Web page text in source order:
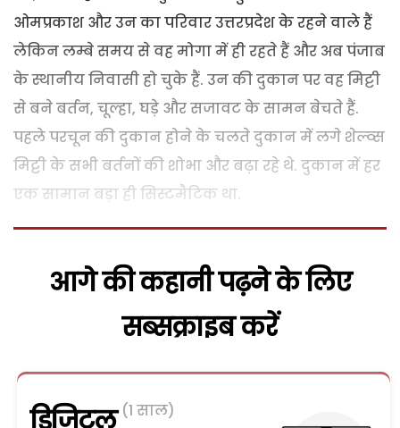
ओमप्रकाश और उन का परिवार उत्तरप्रदेश के रहने वाले हैं
लेकिन लम्बे समय से वह मोगा में ही रहते हैं और अब पंजाब
के स्थानीय निवासी हो चुके हैं. उन की दुकान पर वह मिट्टी
से बने बर्तन, चूल्हा, घड़े और सजावट के सामन बेचते हैं.
पहले परचून की दुकान होने के चलते दुकान में लगे शेल्व्स
मिट्टी के सभी बर्तनों की शोभा और बढ़ा रहे थे. दुकान में हर
एक सामान बड़ा ही सिस्टमैटिक था.
आगे की कहानी पढ़ने के लिए
सब्सक्राइब करें
(1 साल)